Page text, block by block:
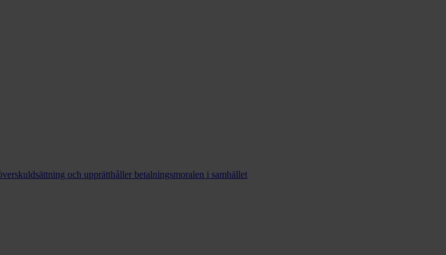
och upprätthåller betalningsmoralen i samhället